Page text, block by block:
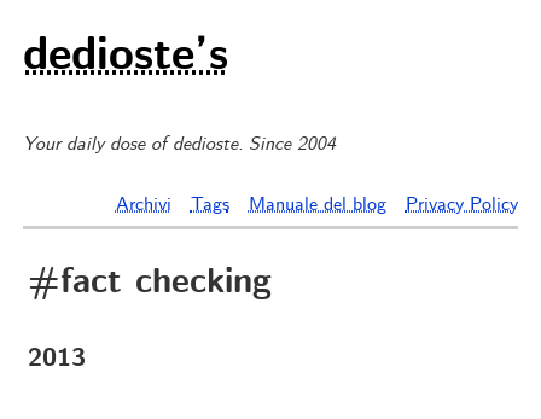
dedioste’s
Your daily dose of dedioste. Since 2004
Archivi Tags Manuale del blog Privacy Policy
#fact checking
2013